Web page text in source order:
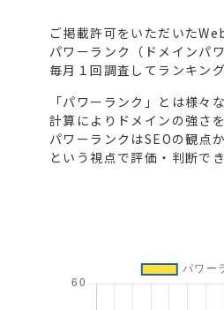
ご掲載許可をいただいた
パワーランク（ドメインパ
毎月１回調査してランキン
「パワーランク」とは様々
計算によりドメインの強さ
パワーランクはSEOの観点
という視点で評価・判断でき